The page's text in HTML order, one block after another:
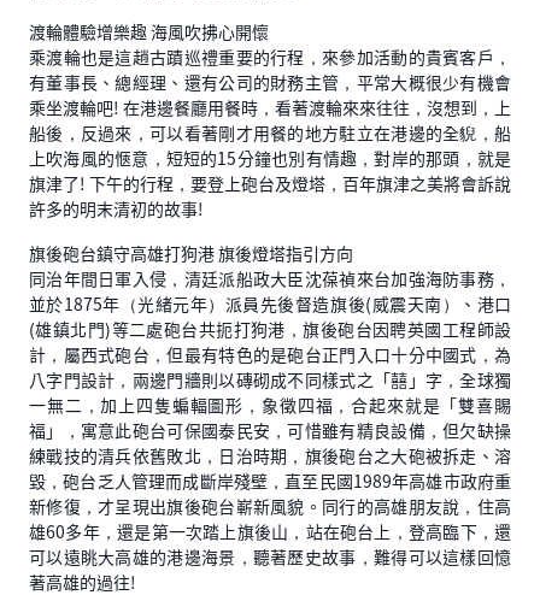
渡輪體驗增樂趣 海風吹拂心開懷
乘渡輪也是這趙古蹟巡禮重要的行程，來參加活動的貴賓客戶，
有董事長、總經理、還有公司的財務主管，平常大概很少有機會
乘坐渡輪吧! 在港邊餐廳用餐時，看著渡輪來來往往，沒想到，上
船後，反過來，可以看著剛才用餐的地方駐立在港邊的全貎，船
上吹海風的愜意，短短的15分鐘也別有情趣，對岸的那頭，就是
旗津了! 下午的行程，要登上砲台及燈塔，百年旗津之美將會訴說
許多的明末清初的故事!
旗後砲台鎮守高雄打狗港 旗後燈塔指引方向
同治年間日軍入侵，清廷派船政大臣沈葆禎來台加強海防事務，
並於1875年（光緒元年）派員先後督造旗後(威震天南）、港口
(雄鎮北門)等二處砲台共扼打狗港，旗後砲台因聘英國工程師設
計，屬西式砲台，但最有特色的是砲台正門入口十分中國式，為
八字門設計，兩邊門牆則以磚砌成不同樣式之「囍」字，全球獨
一無二，加上四隻蝙輻圖形，象徵四福，合起來就是「雙喜賜
福」，寓意此砲台可保國泰民安，可惜雖有精良設備，但欠缺操
練戰技的清兵依舊敗北，日治時期，旗後砲台之大砲被拆走、溶
毀，砲台乏人管理而成斷岸殘壁，直至民國1989年高雄市政府重
新修復，才呈現出旗後砲台嶄新風貌。同行的高雄朋友說，住高
雄60多年，還是第一次踏上旗後山，站在砲台上，登高臨下，還
可以遠眺大高雄的港邊海景，聽著歷史故事，難得可以這樣回憶
著高雄的過往!